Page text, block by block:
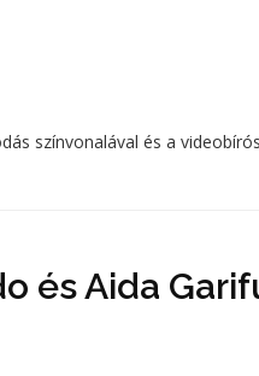
színvonalával és a
és Aida